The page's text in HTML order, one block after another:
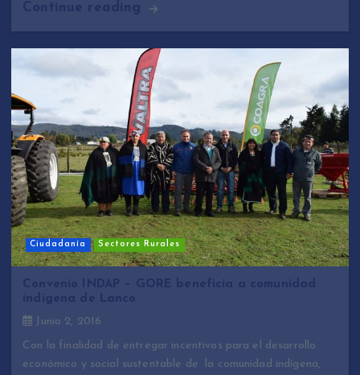
Continue reading
Ciudadanía Sectores Rurales
Convenio INDAP – GORE beneficia a comunidad
indígena de Lanco
Junio 2, 2016
Con la finalidad de entregar incentivos para el desarrollo
económico y social sustentable de la comunidad indígena,